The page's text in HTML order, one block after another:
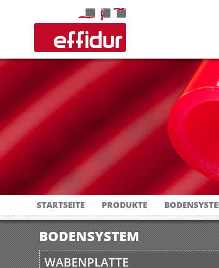
STARTSEITE PRODUKTE
BODENSYSTEM
WABENPLATTE